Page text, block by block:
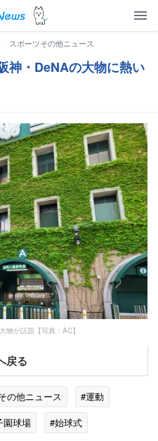
スポーツその他ニュース
神・DeNAの大物に熱い
物が話題【写真：AC】
戻る
の他ニュース
#運動
園球場
#始球式